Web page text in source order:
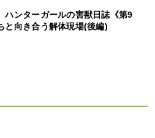
ハンターガールの害獣日誌《第9
と向き合う解体現場(後編)